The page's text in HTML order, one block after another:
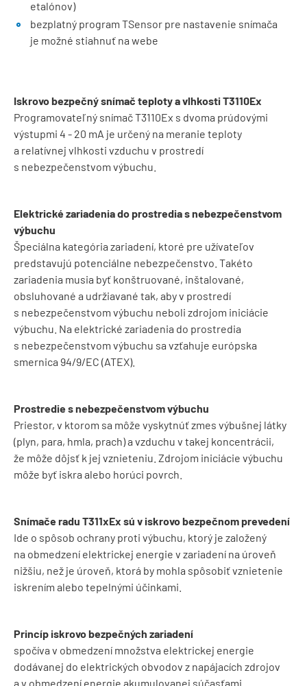
etalónov)
bezplatný program TSensor pre nastavenie snímača
je možné stiahnuť na webe
Iskrovo bezpečný snímač teploty a vlhkosti T3110Ex
Programovateľný snímač T3110Ex s dvoma prúdovými
výstupmi 4 - 20 mA je určený na meranie teploty
a relatívnej vlhkosti vzduchu v prostredí
s nebezpečenstvom výbuchu.
Elektrické zariadenia do prostredia s nebezpečenstvom
výbuchu
Špeciálna kategória zariadení, ktoré pre užívateľov
predstavujú potenciálne nebezpečenstvo. Takéto
zariadenia musia byť konštruované, inštalované,
obsluhované a udržiavané tak, aby v prostredí
s nebezpečenstvom výbuchu neboli zdrojom iniciácie
výbuchu. Na elektrické zariadenia do prostredia
s nebezpečenstvom výbuchu sa vzťahuje európska
smernica 94/9/EC (ATEX).
Prostredie s nebezpečenstvom výbuchu
Priestor, v ktorom sa môže vyskytnúť zmes výbušnej látky
(plyn, para, hmla, prach) a vzduchu v takej koncentrácii,
že môže dôjsť k jej vznieteniu. Zdrojom iniciácie výbuchu
môže byť iskra alebo horúci povrch.
Snímače radu T311xEx sú v iskrovo bezpečnom prevedení
Ide o spôsob ochrany proti výbuchu, ktorý je založený
na obmedzení elektrickej energie v zariadení na úroveň
nižšiu, než je úroveň, ktorá by mohla spôsobiť vznietenie
iskrením alebo tepelnými účinkami.
Princíp iskrovo bezpečných zariadení
spočíva v obmedzení množstva elektrickej energie
dodávanej do elektrických obvodov z napájacích zdrojov
a v obmedzení energie akumulovanej súčasťami